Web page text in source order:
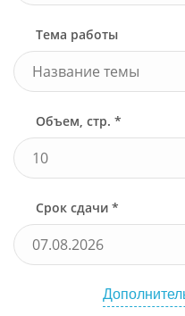
Тема работы
Объем, стр. *
Срок сдачи *